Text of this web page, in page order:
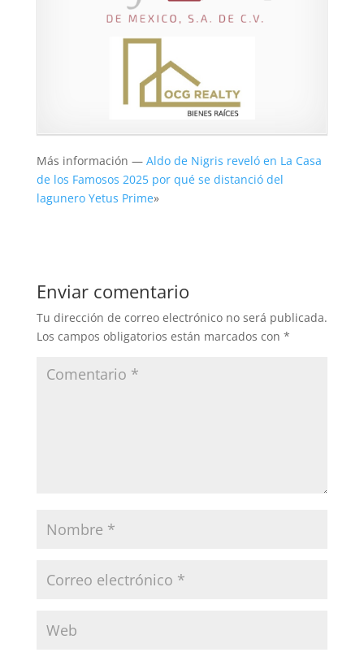
Más información — Aldo de Nigris reveló en La Casa
de los Famosos 2025 por qué se distanció del
lagunero Yetus Prime»
Enviar comentario
Tu dirección de correo electrónico no será publicada.
Los campos obligatorios están marcados con *